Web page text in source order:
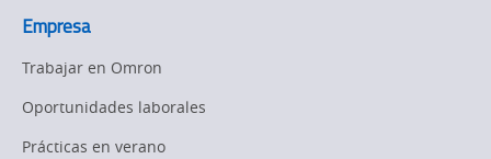
Empresa
Trabajar en Omron
Oportunidades laborales
Prácticas en verano